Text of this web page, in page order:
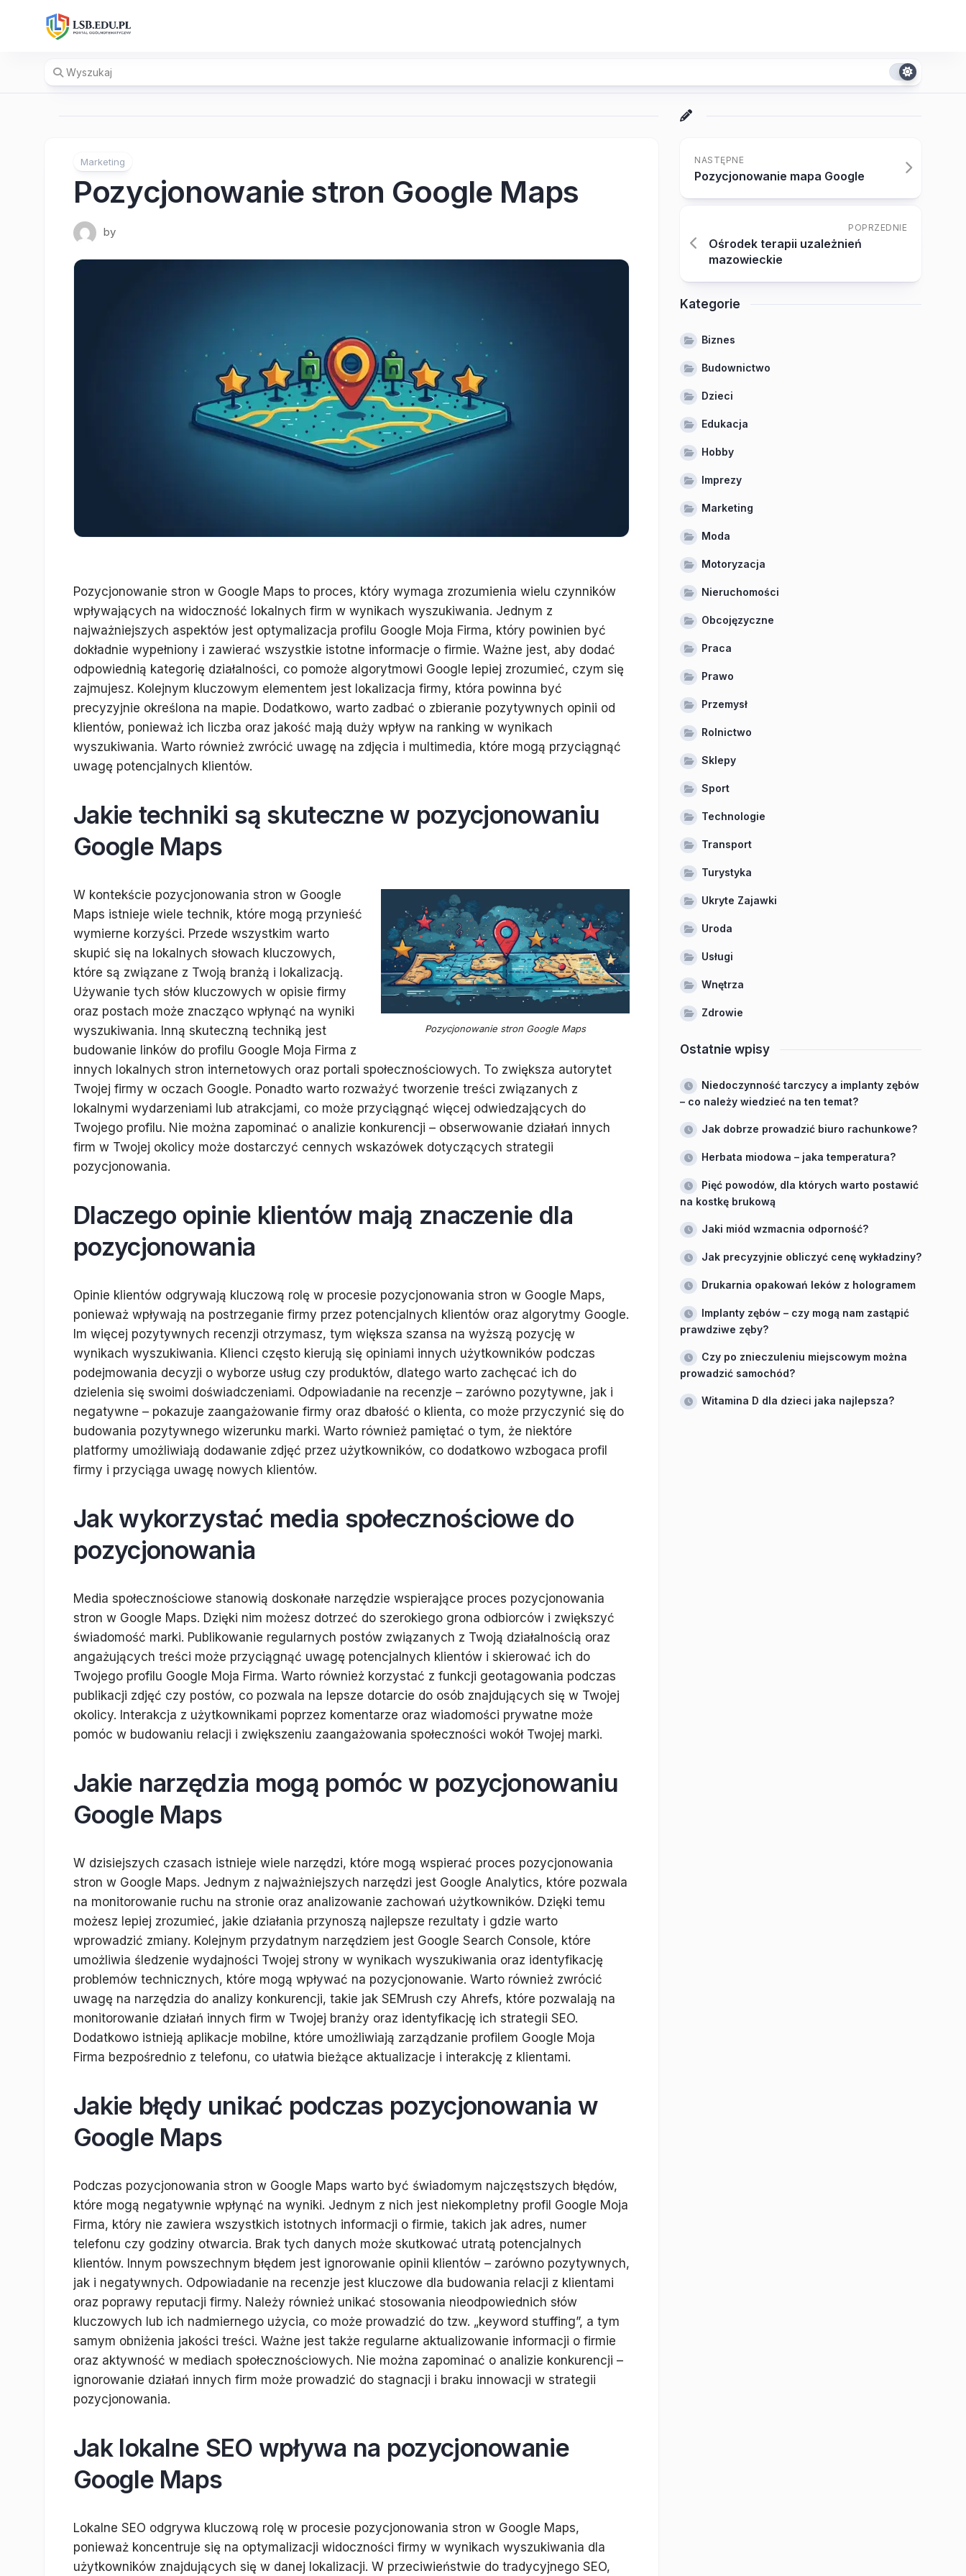
Marketing
Pozycjonowanie stron Google Maps
by
Pozycjonowanie stron w Google Maps to proces, który wymaga zrozumienia wielu czynników
wpływających na widoczność lokalnych firm w wynikach wyszukiwania. Jednym z
najważniejszych aspektów jest optymalizacja profilu Google Moja Firma, który powinien być
dokładnie wypełniony i zawierać wszystkie istotne informacje o firmie. Ważne jest, aby dodać
odpowiednią kategorię działalności, co pomoże algorytmowi Google lepiej zrozumieć, czym się
zajmujesz. Kolejnym kluczowym elementem jest lokalizacja firmy, która powinna być
precyzyjnie określona na mapie. Dodatkowo, warto zadbać o zbieranie pozytywnych opinii od
klientów, ponieważ ich liczba oraz jakość mają duży wpływ na ranking w wynikach
wyszukiwania. Warto również zwrócić uwagę na zdjęcia i multimedia, które mogą przyciągnąć
uwagę potencjalnych klientów.
Jakie techniki są skuteczne w pozycjonowaniu
Google Maps
Pozycjonowanie stron Google Maps
W kontekście pozycjonowania stron w Google
Maps istnieje wiele technik, które mogą przynieść
wymierne korzyści. Przede wszystkim warto
skupić się na lokalnych słowach kluczowych,
które są związane z Twoją branżą i lokalizacją.
Używanie tych słów kluczowych w opisie firmy
oraz postach może znacząco wpłynąć na wyniki
wyszukiwania. Inną skuteczną techniką jest
budowanie linków do profilu Google Moja Firma z
innych lokalnych stron internetowych oraz portali społecznościowych. To zwiększa autorytet
Twojej firmy w oczach Google. Ponadto warto rozważyć tworzenie treści związanych z
lokalnymi wydarzeniami lub atrakcjami, co może przyciągnąć więcej odwiedzających do
Twojego profilu. Nie można zapominać o analizie konkurencji – obserwowanie działań innych
firm w Twojej okolicy może dostarczyć cennych wskazówek dotyczących strategii
pozycjonowania.
Dlaczego opinie klientów mają znaczenie dla
pozycjonowania
Opinie klientów odgrywają kluczową rolę w procesie pozycjonowania stron w Google Maps,
ponieważ wpływają na postrzeganie firmy przez potencjalnych klientów oraz algorytmy Google.
Im więcej pozytywnych recenzji otrzymasz, tym większa szansa na wyższą pozycję w
wynikach wyszukiwania. Klienci często kierują się opiniami innych użytkowników podczas
podejmowania decyzji o wyborze usług czy produktów, dlatego warto zachęcać ich do
dzielenia się swoimi doświadczeniami. Odpowiadanie na recenzje – zarówno pozytywne, jak i
negatywne – pokazuje zaangażowanie firmy oraz dbałość o klienta, co może przyczynić się do
budowania pozytywnego wizerunku marki. Warto również pamiętać o tym, że niektóre
platformy umożliwiają dodawanie zdjęć przez użytkowników, co dodatkowo wzbogaca profil
firmy i przyciąga uwagę nowych klientów.
Jak wykorzystać media społecznościowe do
pozycjonowania
Media społecznościowe stanowią doskonałe narzędzie wspierające proces pozycjonowania
stron w Google Maps. Dzięki nim możesz dotrzeć do szerokiego grona odbiorców i zwiększyć
świadomość marki. Publikowanie regularnych postów związanych z Twoją działalnością oraz
angażujących treści może przyciągnąć uwagę potencjalnych klientów i skierować ich do
Twojego profilu Google Moja Firma. Warto również korzystać z funkcji geotagowania podczas
publikacji zdjęć czy postów, co pozwala na lepsze dotarcie do osób znajdujących się w Twojej
okolicy. Interakcja z użytkownikami poprzez komentarze oraz wiadomości prywatne może
pomóc w budowaniu relacji i zwiększeniu zaangażowania społeczności wokół Twojej marki.
Jakie narzędzia mogą pomóc w pozycjonowaniu
Google Maps
W dzisiejszych czasach istnieje wiele narzędzi, które mogą wspierać proces pozycjonowania
stron w Google Maps. Jednym z najważniejszych narzędzi jest Google Analytics, które pozwala
na monitorowanie ruchu na stronie oraz analizowanie zachowań użytkowników. Dzięki temu
możesz lepiej zrozumieć, jakie działania przynoszą najlepsze rezultaty i gdzie warto
wprowadzić zmiany. Kolejnym przydatnym narzędziem jest Google Search Console, które
umożliwia śledzenie wydajności Twojej strony w wynikach wyszukiwania oraz identyfikację
problemów technicznych, które mogą wpływać na pozycjonowanie. Warto również zwrócić
uwagę na narzędzia do analizy konkurencji, takie jak SEMrush czy Ahrefs, które pozwalają na
monitorowanie działań innych firm w Twojej branży oraz identyfikację ich strategii SEO.
Dodatkowo istnieją aplikacje mobilne, które umożliwiają zarządzanie profilem Google Moja
Firma bezpośrednio z telefonu, co ułatwia bieżące aktualizacje i interakcję z klientami.
Jakie błędy unikać podczas pozycjonowania w
Google Maps
Podczas pozycjonowania stron w Google Maps warto być świadomym najczęstszych błędów,
które mogą negatywnie wpłynąć na wyniki. Jednym z nich jest niekompletny profil Google Moja
Firma, który nie zawiera wszystkich istotnych informacji o firmie, takich jak adres, numer
telefonu czy godziny otwarcia. Brak tych danych może skutkować utratą potencjalnych
klientów. Innym powszechnym błędem jest ignorowanie opinii klientów – zarówno pozytywnych,
jak i negatywnych. Odpowiadanie na recenzje jest kluczowe dla budowania relacji z klientami
oraz poprawy reputacji firmy. Należy również unikać stosowania nieodpowiednich słów
kluczowych lub ich nadmiernego użycia, co może prowadzić do tzw. „keyword stuffing”, a tym
samym obniżenia jakości treści. Ważne jest także regularne aktualizowanie informacji o firmie
oraz aktywność w mediach społecznościowych. Nie można zapominać o analizie konkurencji –
ignorowanie działań innych firm może prowadzić do stagnacji i braku innowacji w strategii
pozycjonowania.
Jak lokalne SEO wpływa na pozycjonowanie
Google Maps
Lokalne SEO odgrywa kluczową rolę w procesie pozycjonowania stron w Google Maps,
ponieważ koncentruje się na optymalizacji widoczności firmy w wynikach wyszukiwania dla
użytkowników znajdujących się w danej lokalizacji. W przeciwieństwie do tradycyjnego SEO,
NASTĘPNE
Pozycjonowanie mapa Google
POPRZEDNIE
Ośrodek terapii uzależnień
mazowieckie
Kategorie
Biznes
Budownictwo
Dzieci
Edukacja
Hobby
Imprezy
Marketing
Moda
Motoryzacja
Nieruchomości
Obcojęzyczne
Praca
Prawo
Przemysł
Rolnictwo
Sklepy
Sport
Technologie
Transport
Turystyka
Ukryte Zajawki
Uroda
Usługi
Wnętrza
Zdrowie
Ostatnie wpisy
Niedoczynność tarczycy a implanty zębów
– co należy wiedzieć na ten temat?
Jak dobrze prowadzić biuro rachunkowe?
Herbata miodowa – jaka temperatura?
Pięć powodów, dla których warto postawić
na kostkę brukową
Jaki miód wzmacnia odporność?
Jak precyzyjnie obliczyć cenę wykładziny?
Drukarnia opakowań leków z hologramem
Implanty zębów – czy mogą nam zastąpić
prawdziwe zęby?
Czy po znieczuleniu miejscowym można
prowadzić samochód?
Witamina D dla dzieci jaka najlepsza?